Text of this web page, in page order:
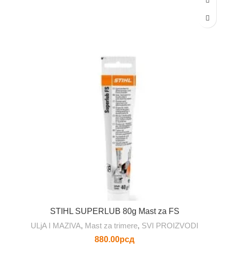
STIHL SUPERLUB 80g Mast za FS
ULjA I MAZIVA, Mast za trimere, SVI PROIZVODI
880.00рсд